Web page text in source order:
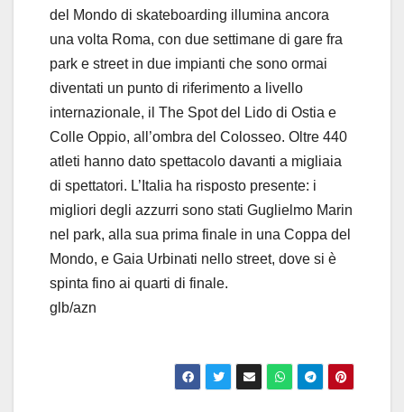
i
d
e
o
del Mondo di skateboarding illumina ancora
una volta Roma, con due settimane di gare fra
park e street in due impianti che sono ormai
diventati un punto di riferimento a livello
internazionale, il The Spot del Lido di Ostia e
Colle Oppio, all’ombra del Colosseo. Oltre 440
atleti hanno dato spettacolo davanti a migliaia
di spettatori. L’Italia ha risposto presente: i
migliori degli azzurri sono stati Guglielmo Marin
nel park, alla sua prima finale in una Coppa del
Mondo, e Gaia Urbinati nello street, dove si è
spinta fino ai quarti di finale.
glb/azn